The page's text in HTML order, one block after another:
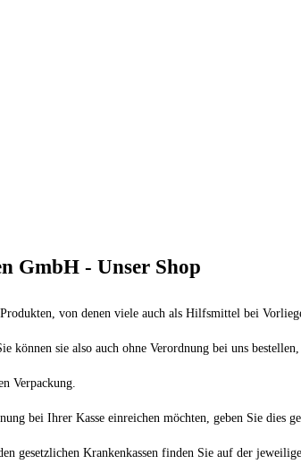
GmbH - Unser Shop
von denen viele auch als Hilfsmittel bei
können sie also auch ohne Verordnung bei uns
Verpackung.
bei Ihrer Kasse einreichen möchten, geben Sie
gesetzlichen Krankenkassen finden Sie auf der